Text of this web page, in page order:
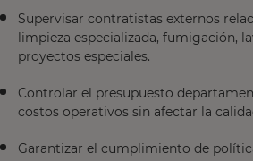
Supervisar contratistas externos
limpieza especializada, fumigación,
proyectos especiales.
Controlar el presupuesto
costos operativos sin afectar la
Garantizar el cumplimiento de